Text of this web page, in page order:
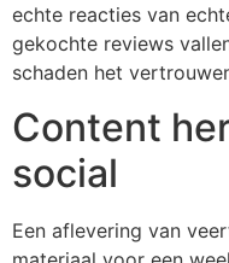
echte reacties van
gekochte reviews
schaden het
Content
social
Een aflevering van